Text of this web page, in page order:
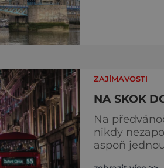
ZAJÍMAVOSTI
NA SKOK
Na
nikdy nezapomenete. Proč
aspoň